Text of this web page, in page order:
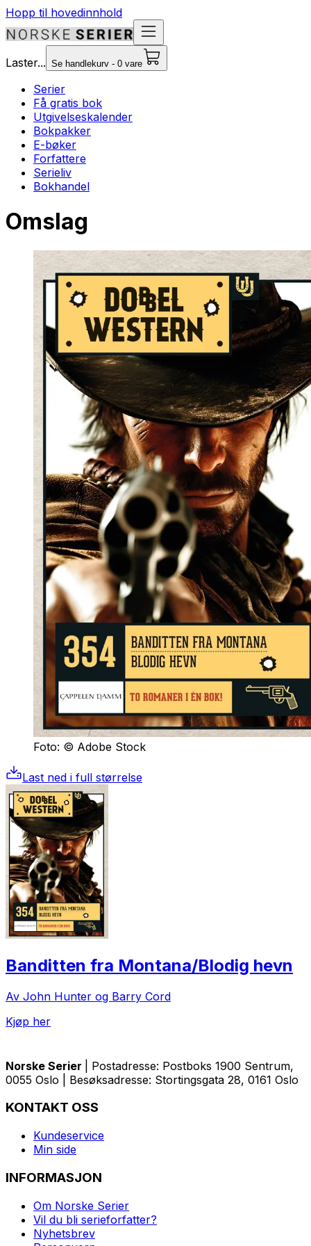
Hopp til hovedinnhold
Laster... Se handlekurv - 0 vare
Serier
Få gratis bok
Utgivelseskalender
Bokpakker
E-bøker
Forfattere
Serieliv
Bokhandel
Omslag
Foto: © Adobe Stock
Last ned i full størrelse
Banditten fra Montana/Blodig hevn
Av John Hunter og Barry Cord
Kjøp her
Norske Serier
| Postadresse: Postboks 1900 Sentrum,
0055 Oslo | Besøksadresse: Stortingsgata 28, 0161 Oslo
KONTAKT OSS
Kundeservice
Min side
INFORMASJON
Om Norske Serier
Vil du bli serieforfatter?
Nyhetsbrev